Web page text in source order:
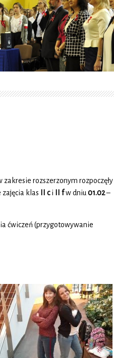
rozszerzonym rozpoczęły
zajęcia klas II ci II fw dniu01.02–
ćwiczeń (przygotowywanie